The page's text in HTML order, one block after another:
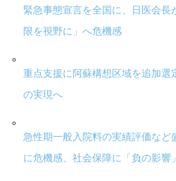
緊急事態宣言を全国に、日医会長
限を視野に」へ危機感
重点支援に阿蘇構想区域を追加選
の実現へ
急性期一般入院料の実績評価など
に危機感、社会保障に「負の影響」